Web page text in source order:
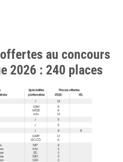
au concours
2026 : 240 places